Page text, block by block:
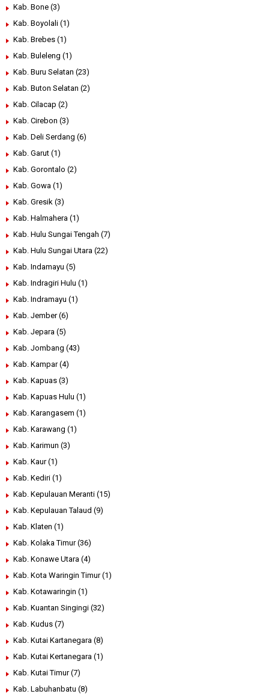
Kab. Bone (3)
Kab. Boyolali (1)
Kab. Brebes (1)
Kab. Buleleng (1)
Kab. Buru Selatan (23)
Kab. Buton Selatan (2)
Kab. Cilacap (2)
Kab. Cirebon (3)
Kab. Deli Serdang (6)
Kab. Garut (1)
Kab. Gorontalo (2)
Kab. Gowa (1)
Kab. Gresik (3)
Kab. Halmahera (1)
Kab. Hulu Sungai Tengah (7)
Kab. Hulu Sungai Utara (22)
Kab. Indamayu (5)
Kab. Indragiri Hulu (1)
Kab. Indramayu (1)
Kab. Jember (6)
Kab. Jepara (5)
Kab. Jombang (43)
Kab. Kampar (4)
Kab. Kapuas (3)
Kab. Kapuas Hulu (1)
Kab. Karangasem (1)
Kab. Karawang (1)
Kab. Karimun (3)
Kab. Kaur (1)
Kab. Kediri (1)
Kab. Kepulauan Meranti (15)
Kab. Kepulauan Talaud (9)
Kab. Klaten (1)
Kab. Kolaka Timur (36)
Kab. Konawe Utara (4)
Kab. Kota Waringin Timur (1)
Kab. Kotawaringin (1)
Kab. Kuantan Singingi (32)
Kab. Kudus (7)
Kab. Kutai Kartanegara (8)
Kab. Kutai Kertanegara (1)
Kab. Kutai Timur (7)
Kab. Labuhanbatu (8)